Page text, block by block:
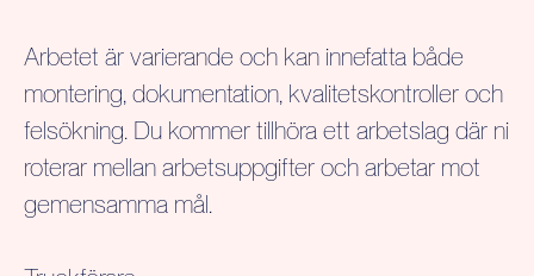
Arbetet är varierande och kan innefatta både
montering, dokumentation, kvalitetskontroller och
felsökning. Du kommer tillhöra ett arbetslag där ni
roterar mellan arbetsuppgifter och arbetar mot
gemensamma mål.